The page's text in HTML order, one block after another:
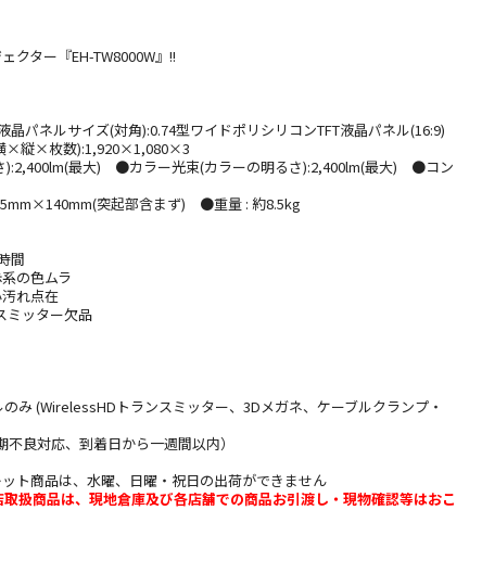
クター『EH-TW8000W』!!
パネルサイズ(対角):0.74型ワイドポリシリコンTFT液晶パネル(16:9)
×縦×枚数):1,920×1,080×3
):2,400lm(最大) ●カラー光束(カラーの明るさ):2,400lm(最大) ●コン
突起部含まず) ●重量 : 約8.5kg
間
の色ムラ
れ点在
ッター欠品
み (WirelessHDトランスミッター、3Dメガネ、ケーブルクランプ・
不良対応、到着日から一週間以内）
ト商品は、水曜、日曜・祝日の出荷ができません
扱商品は、現地倉庫及び各店舗での商品お引渡し・現物確認等はおこ